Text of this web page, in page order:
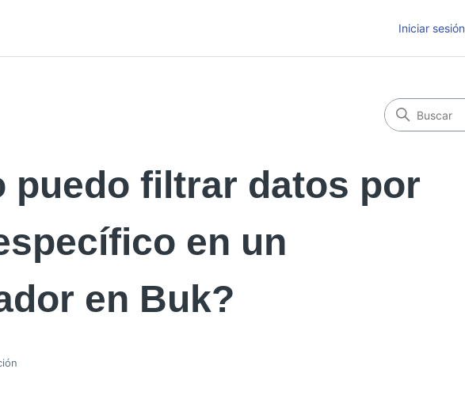
Iniciar sesión
puedo filtrar datos por
en un
en Buk?